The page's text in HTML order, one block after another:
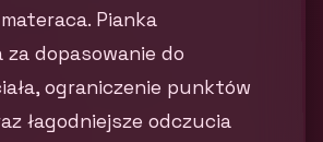
Pianka
za dopasowanie do
ograniczenie punktów
łagodniejsze odczucia